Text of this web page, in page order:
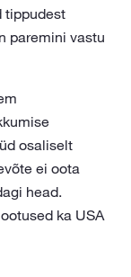
tippudest
paremini vastu
osaliselt
ei oota
head.
ka USA